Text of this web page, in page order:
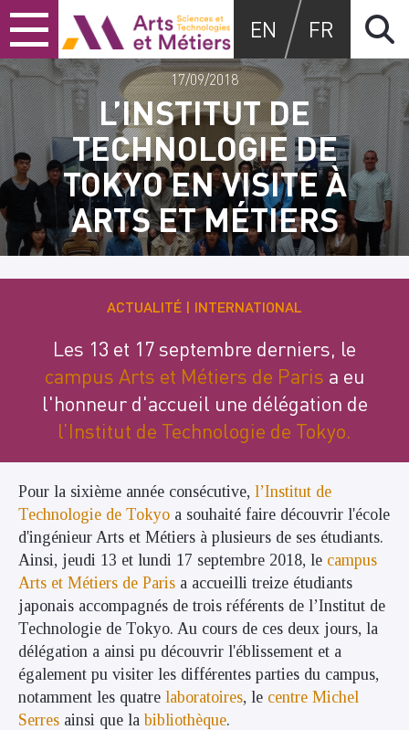
Skip
to
content
Skip
to
main
menu
Skip
to
search
Arts et métiers
EN FR
L’INSTITUT DE
TECHNOLOGIE DE
TOKYO EN VISITE À
ARTS ET MÉTIERS
17/09/2018
ACTUALITÉ INTERNATIONAL
Les 13 et 17 septembre derniers, le
campus Arts et Métiers de Paris a eu
l'honneur d'accueil une délégation de
l’Institut de Technologie de Tokyo.
Pour la sixième année consécutive, l’Institut de
Technologie de Tokyo a souhaité faire découvrir l'école
d'ingénieur Arts et Métiers à plusieurs de ses étudiants.
Ainsi, jeudi 13 et lundi 17 septembre 2018, le campus
Arts et Métiers de Paris a accueilli treize étudiants
japonais accompagnés de trois référents de l’Institut de
Technologie de Tokyo. Au cours de ces deux jours, la
délégation a ainsi pu découvrir l'éblissement et a
également pu visiter les différentes parties du campus,
notamment les quatre laboratoires, le centre Michel
Serres ainsi que la bibliothèque.